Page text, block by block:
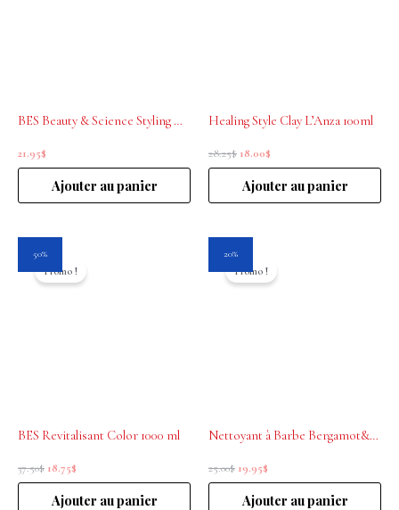
BES Beauty & Science Styling Hair Spray/Fixatif Finition 400mL
21.95$
Ajouter au panier
Healing Style Clay L’Anza 100ml
28.25$ 18.00$
Ajouter au panier
50%
Promo !
BES Revitalisant Color 1000 ml
37.50$
initial
18.75$
actuel
Ajouter au panier
20%
Promo !
Nettoyant à Barbe Bergamot&grapefruit 250mL Educated Beards
25.00$
initial
19.95$
actuel
Ajouter au panier